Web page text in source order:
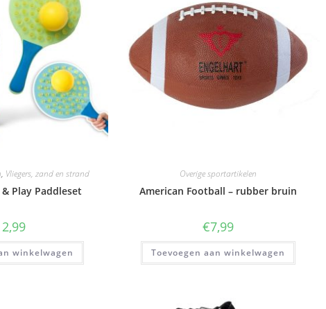
, Vliegers, zand en strand
Play Paddleset
winkelwagen
Overige sportartikelen
American Football – rubber bruin
€7,99
Toevoegen aan winkelwagen